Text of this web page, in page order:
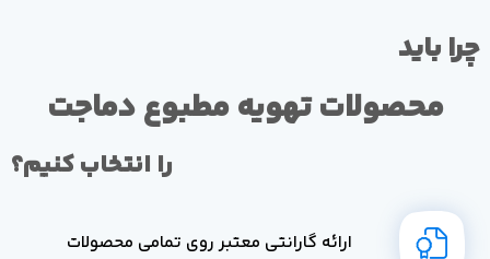
چرا باید
محصولات تهویه مطبوع دماجت
را انتخاب کنیم؟
ارائه گارانتی معتبر روی تمامی محصولات